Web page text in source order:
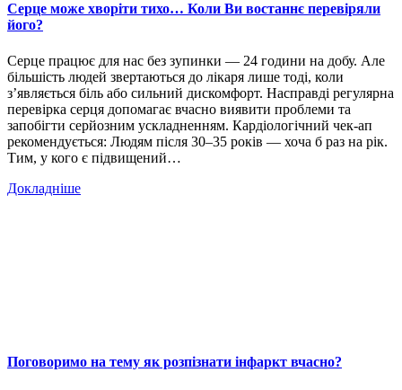
Серце може хворіти тихо… Коли Ви востаннє перевіряли
його?
Серце працює для нас без зупинки — 24 години на добу. Але
більшість людей звертаються до лікаря лише тоді, коли
з’являється біль або сильний дискомфорт. Насправді регулярна
перевірка серця допомагає вчасно виявити проблеми та
запобігти серйозним ускладненням. Кардіологічний чек-ап
рекомендується: Людям після 30–35 років — хоча б раз на рік.
Тим, у кого є підвищений…
Докладніше
Поговоримо на тему як розпізнати інфаркт вчасно?